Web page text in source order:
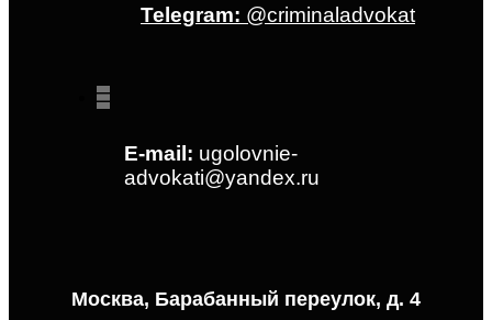
Telegram: @criminaladvokat
E-mail: ugolovnie-
advokati@yandex.ru
Москва, Барабанный переулок, д. 4